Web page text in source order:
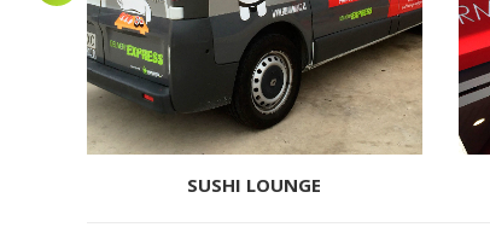
SUSHI LOUNGE